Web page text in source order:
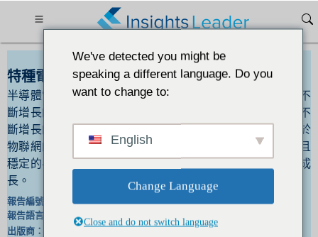
特種電阻器市場到2030年尺寸將達到XXX美元
半導體電阻器需求的不斷增長正在推動市場成長電子產業不
斷增長的創新以及消費者對緊湊、光滑的消費性電子產品不
斷增長的需求正在推動對特種電阻器的需求。此外，對基於
物聯網的智慧型設備的需求不斷增長，推動了對溫度高效且
穩定的半導體的額外需求，從而促進了特種電阻器市場的成
長。
報告編號：
IL_1341 |
報告語言：
英文/日文/法文/德文 |
出版商：
We've detected you might be
speaking a different language. Do you
want to change to:
English
Change Language
Close and do not switch language